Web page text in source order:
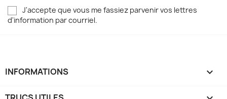
J'accepte que vous me fassiez parvenir vos lettres
d'information par courriel.
INFORMATIONS 